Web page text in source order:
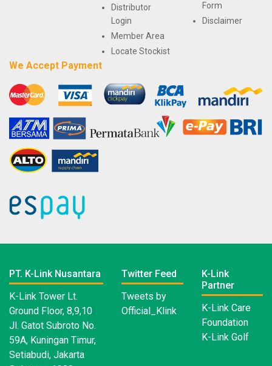
Distributor
Login
Member Area
Locate Stockist
Form
Disclaimer
We Accept Payment
PT. K-Link Nusantara
K-Link Tower Lt.
Ground Floor, 8,9,10
Jl. Gatot Subroto No.
59A, Kuningan Timur,
Setiabudi, Jakarta
Twitter Feed
Tweets by
Official_Klink
K-Link
Partner
K-Link Care
Foundation
K-Link Golf